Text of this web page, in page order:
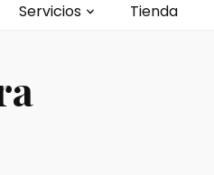
Servicios Tienda